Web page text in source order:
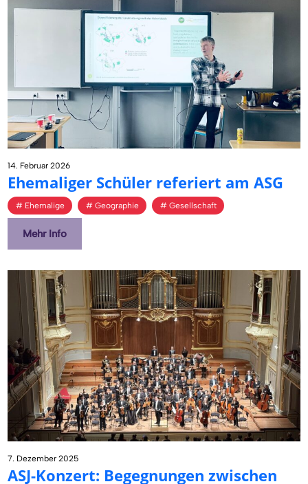
14. Februar 2026
Ehe­ma­li­ger Schü­ler re­fe­riert am ASG
Ehemalige Geographie Gesellschaft
Mehr Info
7. Dezember 2025
ASJ-Kon­zert: Be­geg­nun­gen zwi­schen